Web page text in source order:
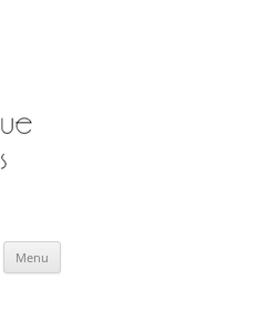
Menu